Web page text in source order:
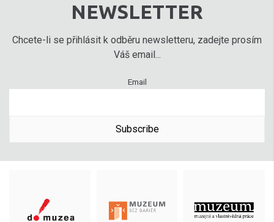
NEWSLETTER
Chcete-li se přihlásit k odběru newsletteru, zadejte prosím
Váš email...
Email
Subscribe